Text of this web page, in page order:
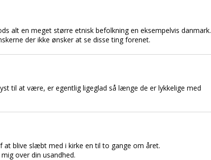
alt en meget større etnisk befolkning en eksempelvis danmark.
der ikke ønsker at se disse ting forenet.
til at være, er egentlig ligeglad så længe de er lykkelige med
at blive slæbt med i kirke en til to gange om året.
over din usandhed.